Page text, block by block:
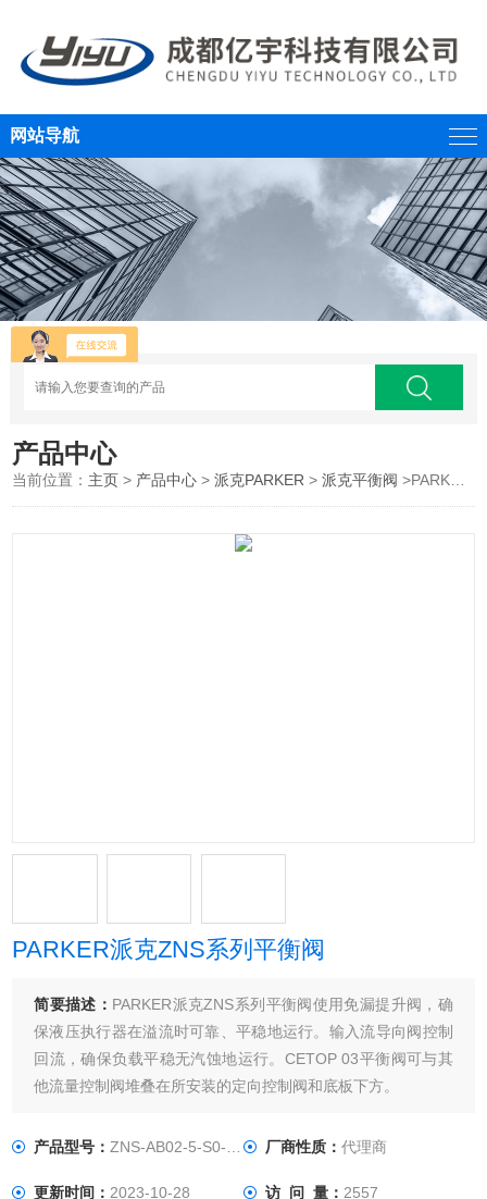
网站导航
产品中心
当前位置： 主页 > 产品中心 >派克PARKER >派克平衡阀 >PARKER派克ZNS系列平衡阀
PARKER派克ZNS系列平衡阀
简要描述： PARKER派克ZNS系列平衡阀使用免漏提升阀，确
保液压执行器在溢流时可靠、平稳地运行。输入流导向阀控制
回流，确保负载平稳无汽蚀地运行。CETOP 03平衡阀可与其
他流量控制阀堆叠在所安装的定向控制阀和底板下方。
产品型号：ZNS-AB02-5-S0-D1 厂商性质： 代理商
更新时间：2023-10-28 访 问 量： 2557